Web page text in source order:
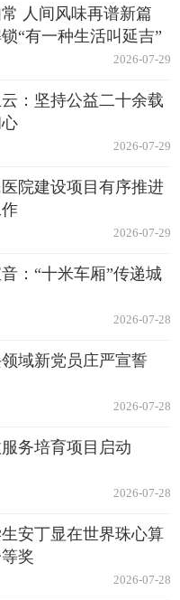
人间风味再谱新篇
“有一种生活叫延吉”
2026-07-29
：坚持公益二十余载
2026-07-29
院建设项目有序推进
2026-07-29
：“十米车厢”传递城
2026-07-28
域新党员庄严宣誓
2026-07-28
务培育项目启动
2026-07-28
安丁显在世界珠心算
奖
2026-07-28